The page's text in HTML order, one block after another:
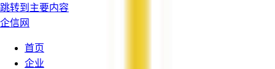
跳转到主要内容
企信网
首页
企业